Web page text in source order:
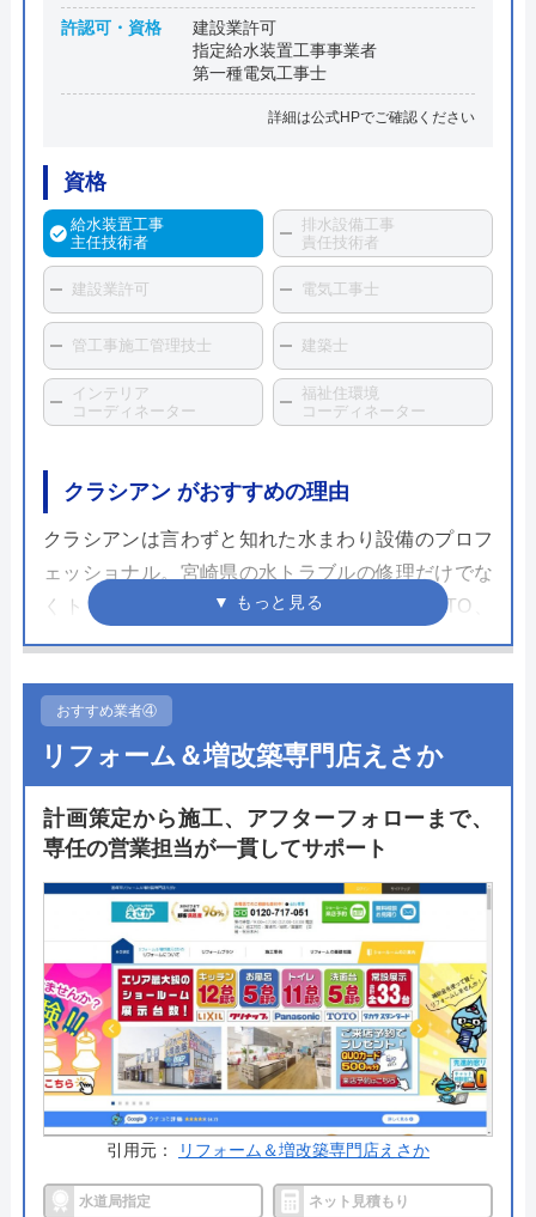
許認可・資格
建設業許可
指定給水装置工事事業者
第一種電気工事士
詳細は公式HPでご確認ください
資格
給水装置工事
主任技術者
排水設備工事
責任技術者
建設業許可 電気工事士
管工事施工管理技士 建築士
インテリア
コーディネーター
福祉住環境
コーディネーター
クラシアン がおすすめの理由
クラシアンは言わずと知れた水まわり設備のプロフ
ェッショナル。宮崎県の水トラブルの修理だけでな
くトイレリフォームも依頼できます。TOTO、
LIXIL、Panasonicの主力商品の場合は設置工事費や
おり、安価で依頼できます。
クラシアンは水道局に認められた水道局指定工事店
のひとつなので工事も安心して依頼できます。問い
合わせは24時間365日受け付けているのでいつでも
料の訪問見積もり時に詳しく担当者と相談できま
公式サイトで
料金詳細を見る
今すぐ電話で相談する
0120-778-245
受付時間： 24時間
おすすめ業者④
リフォーム＆増改築専門店えさか
計画策定から施工、アフターフォローまで、
専任の営業担当が一貫してサポート
引用元： リフォーム＆増改築専門店えさか
水道局指定 ネット見積もり